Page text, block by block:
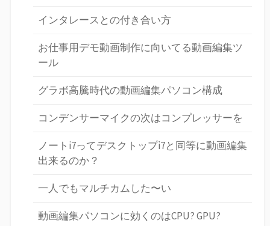
インタレースとの付き合い方
お仕事用デモ動画制作に向いてる動画編集ツ
ール
グラボ高騰時代の動画編集パソコン構成
コンデンサーマイクの次はコンプレッサーを
ノートi7ってデスクトップi7と同等に動画編集
出来るのか？
一人でもマルチカムした〜い
動画編集パソコンに効くのはCPU? GPU?